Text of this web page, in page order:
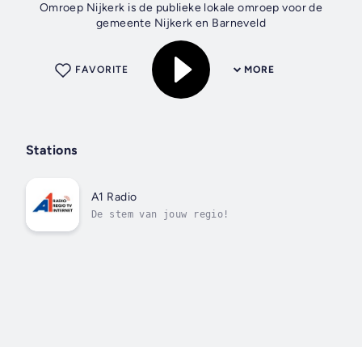
Omroep Nijkerk is de publieke lokale omroep voor de
gemeente Nijkerk en Barneveld
MORE
FAVORITE
Stations
A1 Radio
De stem van jouw regio!